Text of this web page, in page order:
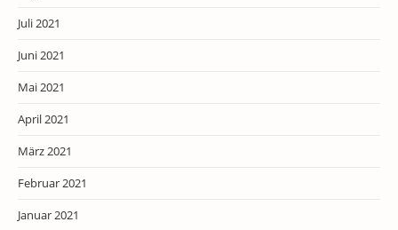
Juli 2021
Juni 2021
Mai 2021
April 2021
März 2021
Februar 2021
Januar 2021